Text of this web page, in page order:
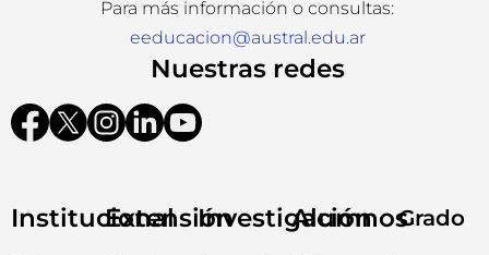
Para más información o consultas:
eeducacion@austral.edu.ar
Nuestras redes
Institucional
ExtensiónInvestigación
AlumnosGrado